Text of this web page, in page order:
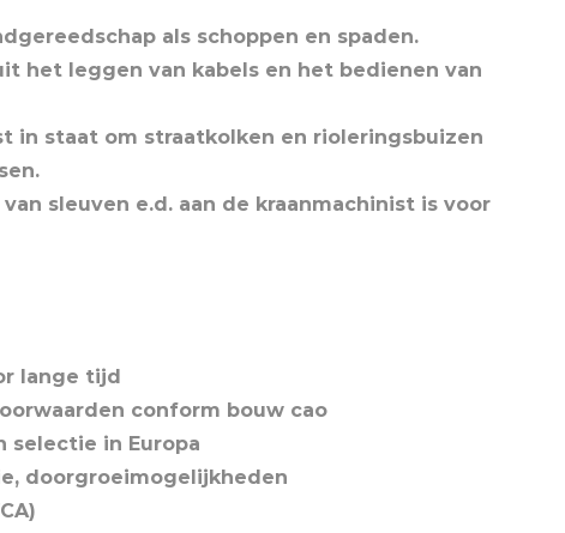
als schoppen en spaden.
het leggen van kabels en het bedienen van
in staat om straatkolken en rioleringsbuizen
sleuven e.d. aan de kraanmachinist is voor
lange tijd
conform bouw cao
selectie in Europa
doorgroeimogelijkheden